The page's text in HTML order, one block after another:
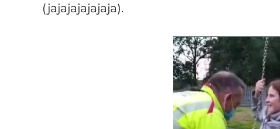
(jajajajajajaja).